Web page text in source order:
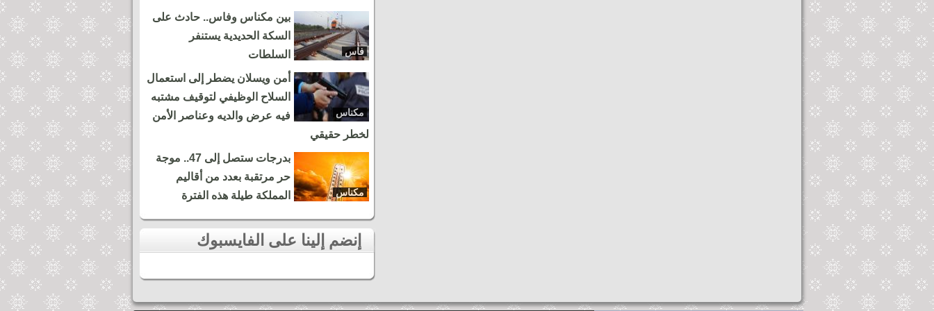
فاس
بين مكناس وفاس.. حادث على
السكة الحديدية يستنفر
السلطات
مكناس
أمن ويسلان يضطر إلى استعمال
السلاح الوظيفي لتوقيف مشتبه
فيه عرض والديه وعناصر الأمن
لخطر حقيقي
مكناس
بدرجات ستصل إلى 47.. موجة
حر مرتقبة بعدد من أقاليم
المملكة طيلة هذه الفترة